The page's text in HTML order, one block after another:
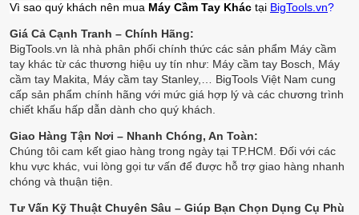
Vì sao quý khách nên mua Máy Cầm Tay Khác tại BigTools.vn?
Giá Cả Cạnh Tranh – Chính Hãng:
BigTools.vn là nhà phân phối chính thức các sản phẩm Máy cầm
tay khác từ các thương hiệu uy tín như: Máy cầm tay Bosch, Máy
cầm tay Makita, Máy cầm tay Stanley,… BigTools Việt Nam cung
cấp sản phẩm chính hãng với mức giá hợp lý và các chương trình
chiết khấu hấp dẫn dành cho quý khách.
Giao Hàng Tận Nơi – Nhanh Chóng, An Toàn:
Chúng tôi cam kết giao hàng trong ngày tại TP.HCM. Đối với các
khu vực khác, vui lòng gọi tư vấn để được hỗ trợ giao hàng nhanh
chóng và thuận tiện.
Tư Vấn Kỹ Thuật Chuyên Sâu – Giúp Bạn Chọn Dụng Cụ Phù